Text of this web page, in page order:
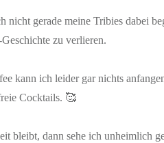
nicht gerade meine Tribies dabei
zu verlieren.
kann ich leider gar nichts
Cocktails. 🥰
bleibt, dann sehe ich unheimlich